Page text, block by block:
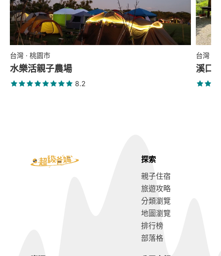
台灣 · 桃園市
水樂活親子農場
8.2
台灣 ·
溪口
探索
親子住宿
旅遊攻略
分類瀏覽
地圖瀏覽
排行榜
部落格